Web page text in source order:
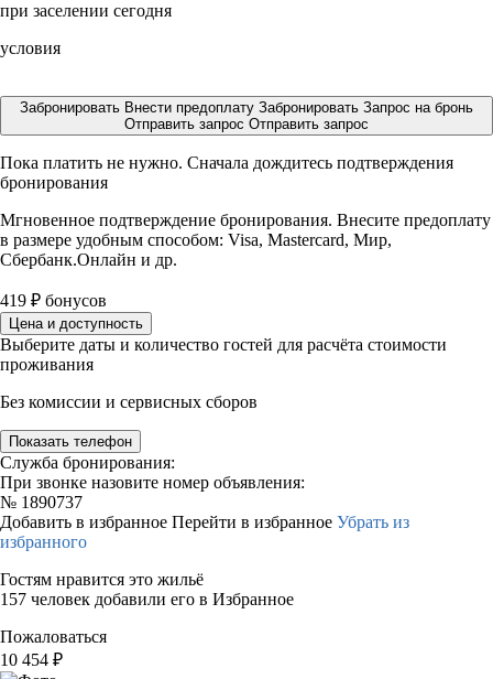
при заселении сегодня
условия
Забронировать Внести предоплату Забронировать Запрос на бронь
Отправить запрос Отправить запрос
Пока платить не нужно. Сначала дождитесь подтверждения
бронирования
Мгновенное подтверждение бронирования. Внесите предоплату
в размере удобным способом: Visa, Mastercard, Мир,
Сбербанк.Онлайн и др.
419 ₽ бонусов
Цена и доступность
Выберите даты и количество гостей для расчёта стоимости
проживания
Без комиссии и сервисных сборов
Показать телефон
Служба бронирования:
При звонке назовите номер объявления:
№ 1890737
Добавить в избранное Перейти в избранное Убрать из
избранного
Гостям нравится это жильё
157 человек добавили его в Избранное
Пожаловаться
10 454 ₽